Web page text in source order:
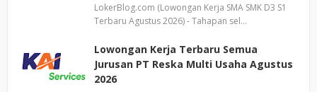
LokerBlog.com (Lowongan Kerja SMA SMK D3 S1
Terbaru Agustus 2026) - Tahapan sel…
Lowongan Kerja Terbaru Semua
Jurusan PT Reska Multi Usaha Agustus
2026